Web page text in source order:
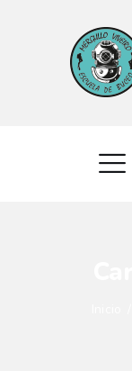
INICIO